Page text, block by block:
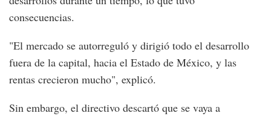
consecuencias.
"El mercado se autorreguló y dirigió todo el desarrollo
fuera de la capital, hacia el Estado de México, y las
rentas crecieron mucho", explicó.
Sin embargo, el directivo descartó que se vaya a